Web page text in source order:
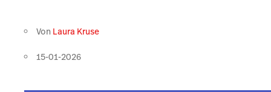
Von Laura Kruse
15-01-2026